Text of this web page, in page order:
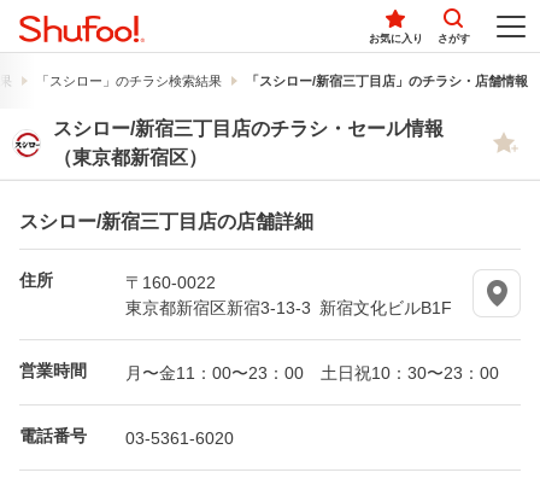
お気に入り さがす
「スシロー」のチラシ検索結果 「スシロー/新宿三丁目店」のチラシ・店舗情報
スシロー/新宿三丁目店のチラシ・セール情報
（東京都新宿区）
スシロー/新宿三丁目店の店舗詳細
住所
〒160-0022
東京都新宿区新宿3-13-3 新宿文化ビルB1F
営業時間 月〜金11：00〜23：00 土日祝10：30〜23：00
電話番号 03-5361-6020